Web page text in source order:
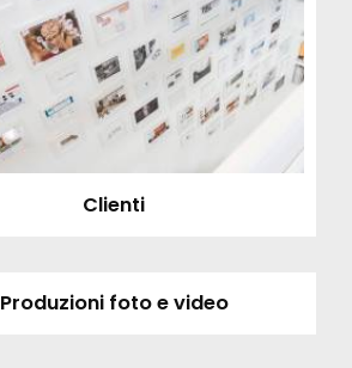
Clienti
Produzioni foto e video